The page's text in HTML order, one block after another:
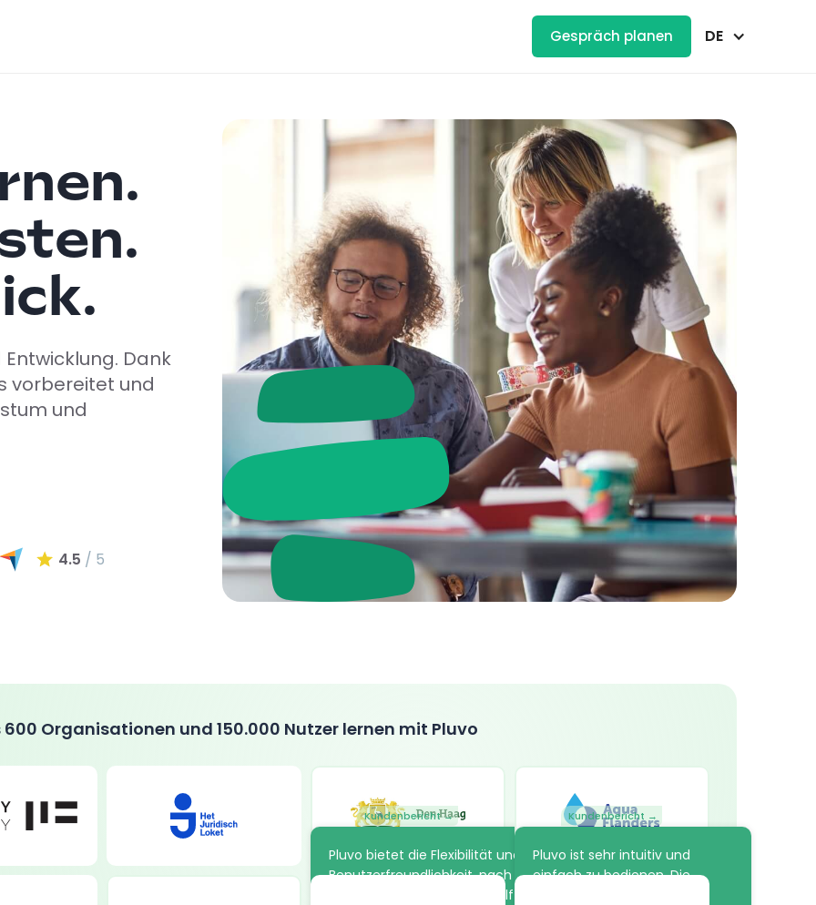
Gespräch planen DE
Dank
vorbereitet und
und
4.5 / 5
600 Organisationen und 150.000 Nutzer lernen mit Pluvo
Kundenbericht →
Pluvo bietet die Flexibilität und
Benutzerfreundlichkeit, nach
der wir gesucht haben. Es hilft
Kundenbericht →
Pluvo ist sehr intuitiv und
einfach zu bedienen. Die